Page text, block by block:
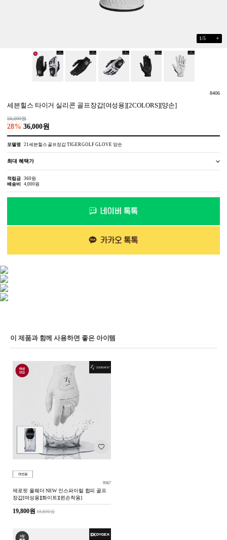
1 /5 +
8406
세븐힐스 타이거 실리콘 골프장갑[여성용][2COLORS][양손]
50,000원
28%36,000원
모델명 21세븐힐스 골프장갑 TIGER GOLF GLOVE 양손
최대 혜택가
적립금
360원
배송비
4,000원
이 제품과 함께 사용하면 좋은 아이템
9567
제로핏 올웨더 NEW 인스파이럴 합피 골프
장갑[여성용][화이트][왼손착용]
19,800원19,800원